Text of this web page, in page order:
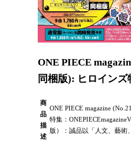
ONE PIECE
同梱版): ヒロインズ
商
品
描
述
ONE PIECE magazine
特集：
版）：誠品以「人文、藝術